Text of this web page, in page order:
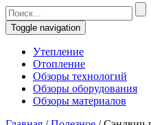
Toggle navigation
Утепление
Отопление
Обзоры технологий
Обзоры оборудования
Обзоры материалов